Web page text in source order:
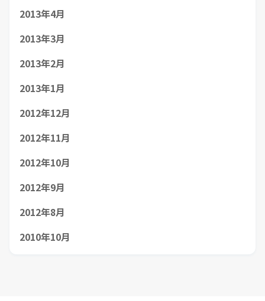
2013年4月
2013年3月
2013年2月
2013年1月
2012年12月
2012年11月
2012年10月
2012年9月
2012年8月
2010年10月